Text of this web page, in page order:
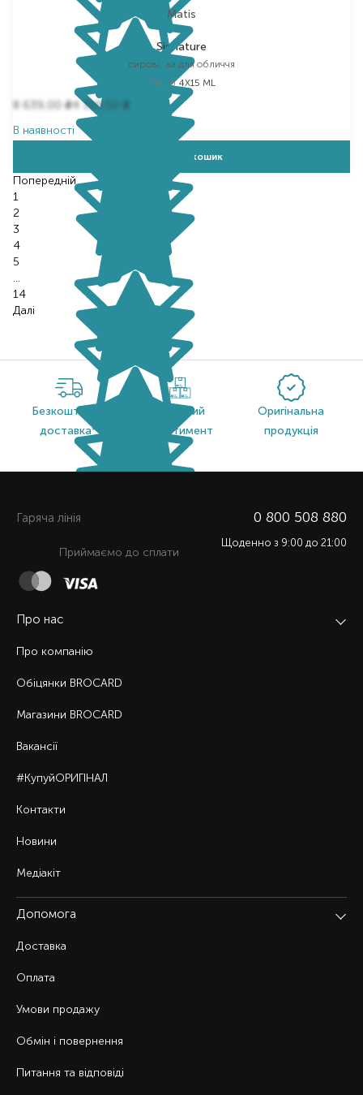
Matis
Signature
сироватка для обличчя
Вибір 4Х15 ML
8 639,00₴4 319,50
₴
В наявності
Додати в кошик
Попереднiй
1
2
3
4
5
…
14
Далі
Безкоштовна
доставка*
Широкий
асортимент
Оригінальна
продукція
Про нас
Про компанію
Обіцянки BROCARD
Магазини BROCARD
Вакансії
#КупуйОРИГІНАЛ
Контакти
Новини
Медіакіт
Допомога
Доставка
Оплата
Умови продажу
Обмін і повернення
Питання та відповіді
Гаряча лiнiя 0 800 508 880
Щоденно з 9:00 до 21:00
Приймаємо до сплати